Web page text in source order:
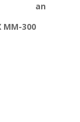
MM-300